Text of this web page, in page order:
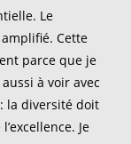
Le
Cette
parce que je
à voir avec
la diversité doit
Je